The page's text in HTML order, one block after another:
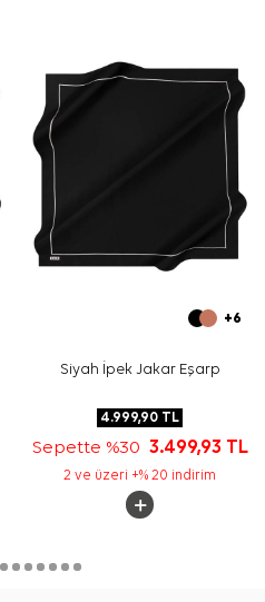
+6
Siyah İpek Jakar Eşarp
4.999,90 TL
Sepette %30 3.499,93 TL
2 ve üzeri +% 20 indirim